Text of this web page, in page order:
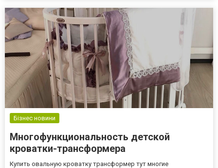
умиротворяющей....
Бізнес новини
Многофункциональность детской
кроватки-трансформера
Купить овальную кроватку трансформер тут многие